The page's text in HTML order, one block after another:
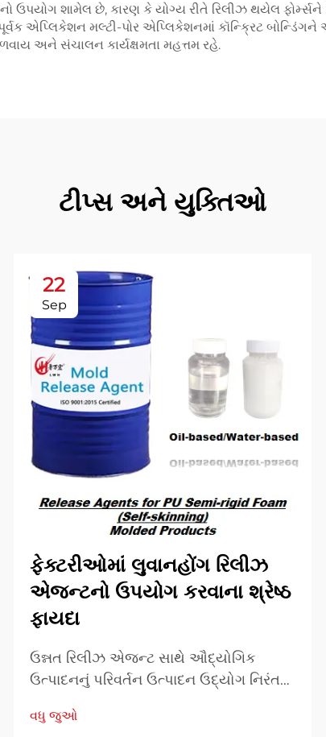
ઉપયોગ શામેલ છે, કારણ કે યોગ્ય રીતે રિલીઝ થયેલ
એપ્લિકેશન મલ્ટી-પોર એપ્લિકેશનમાં કૉન્ક્રિટ
અને સંચાલન કાર્યક્ષમતા મહત્તમ રહે.
ટીપ્સ અને યુક્તિઓ
22
Sep
ફેક્ટરીઓમાં લુવાનહોંગ રિલીઝ
એજન્ટનો ઉપયોગ કરવાના શ્રેષ્ઠ
ફાયદા
ઉન્નત રિલીઝ એજન્ટ સાથે ઔદ્યોગિક
ઉત્પાદનનું પરિવર્તન ઉત્પાદન ઉદ્યોગ નિરંતર
વધારવા માટે નવીન ઉકેલો શોધે છે. આ ઉકેલો
વધુ જુઓ